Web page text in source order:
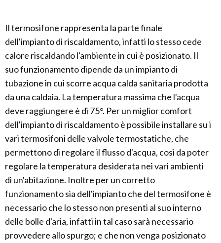
Il termosifone rappresenta la parte finale
dell'impianto di riscaldamento, infatti lo stesso cede
calore riscaldando l'ambiente in cui è posizionato. Il
suo funzionamento dipende da un impianto di
tubazione in cui scorre acqua calda sanitaria prodotta
da una caldaia. La temperatura massima che l'acqua
deve raggiungere è di 75°. Per un miglior comfort
dell'impianto di riscaldamento è possibile installare su i
vari termosifoni delle valvole termostatiche, che
permettono di regolare il flusso d'acqua, così da poter
regolare la temperatura desiderata nei vari ambienti
di un'abitazione. Inoltre per un corretto
funzionamento sia dell'impianto che del termosifone è
necessario che lo stesso non presenti al suo interno
delle bolle d'aria, infatti in tal caso sarà necessario
provvedere allo spurgo; e che non venga posizionato